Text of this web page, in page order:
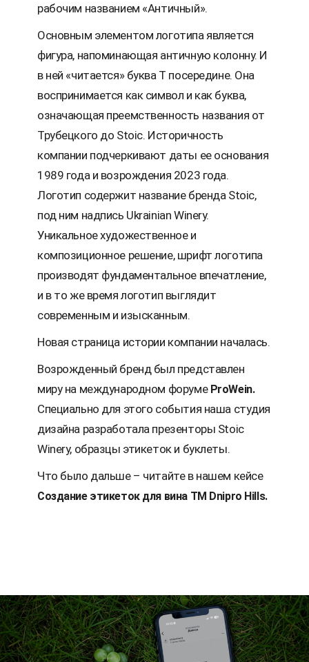
рабочим названием «Античный».
Основным элементом логотипа является
фигура, напоминающая античную колонну. И
в ней «читается» буква Т посередине. Она
воспринимается как символ и как буква,
означающая преемственность названия от
Трубецкого до Stoic. Историчность
компании подчеркивают даты ее основания
1989 года и возрождения 2023 года.
Логотип содержит название бренда Stoic,
под ним надпись Ukrainian Winery.
Уникальное художественное и
композиционное решение, шрифт логотипа
производят фундаментальное впечатление,
и в то же время логотип выглядит
современным и изысканным.
Новая страница истории компании началась.
Возрожденный бренд был представлен
миру на международном форуме ProWein.
Специально для этого события наша студия
дизайна разработала презенторы Stoic
Winery, образцы этикеток и буклеты.
Что было дальше – читайте в нашем кейсе
Создание этикеток для вина ТМ Dnipro Hills.